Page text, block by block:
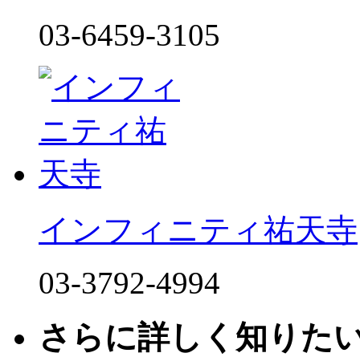
03-6459-3105
インフィニティ祐天寺
03-3792-4994
さらに詳しく知りた